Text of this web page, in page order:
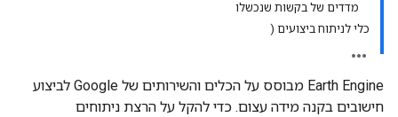
מדדים של בקשות שנכשלו
כלי לניתוח ביצועים (
‫Earth Engine מבוסס על הכלים והשירותים של Google לביצוע
חישובים בקנה מידה עצום. כדי להקל על הרצת ניתוחים